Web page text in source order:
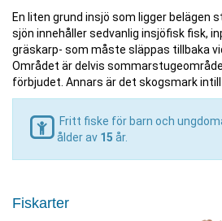
En liten grund insjö som ligger belägen
sjön innehåller sedvanlig insjöfisk fisk,
gräskarp- som måste släppas tillbaka
Området är delvis
förbjudet. Annars är det skogsmark intill
Fritt fiske för barn och
ålder av 15 år.
Fiskarter